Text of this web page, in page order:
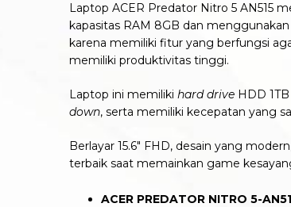
Laptop ACER Predator Nitro 5 AN515
kapasitas RAM 8GB dan menggunakan
karena memiliki fitur yang berfungsi
memiliki produktivitas tinggi.
Laptop ini memiliki hard drive HDD
down, serta memiliki kecepatan yang
Berlayar 15.6″ FHD, desain yang
terbaik saat memainkan game
ACER PREDATOR NITRO 5-